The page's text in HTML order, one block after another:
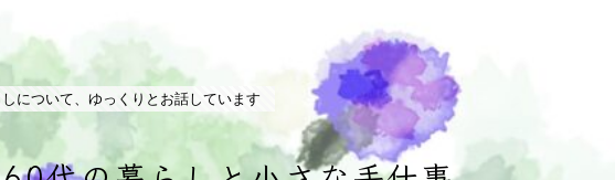
について、ゆっくりとお話しています